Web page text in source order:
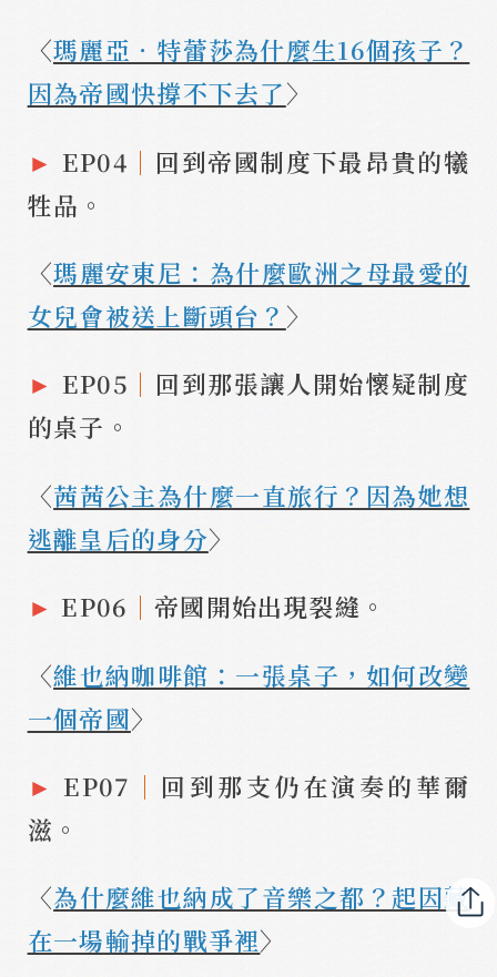
〈瑪麗亞．特蕾莎為什麼生16個孩子？
因為帝國快撐不下去了〉
► EP04 ｜ 回到帝國制度下最昂貴的犧
牲品。
〈瑪麗安東尼：為什麼歐洲之母最愛的
女兒會被送上斷頭台？ 〉
► EP05 ｜ 回到那張讓人開始懷疑制度
的桌子。
〈茜茜公主為什麼一直旅行？因為她想
逃離皇后的身分〉
► EP06 ｜ 帝國開始出現裂縫。
〈維也納咖啡館：一張桌子，如何改變
一個帝國〉
► EP07 ｜ 回到那支仍在演奏的華爾
滋。
〈為什麼維也納成了音樂之都？起因藏
在一場輸掉的戰爭裡〉